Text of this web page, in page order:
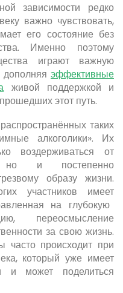
зависимости редко
важно чувствовать,
его состояние без
Именно поэтому
играют важную
дополняя эффективные
живой поддержкой и
этот путь.
таких
алкоголики». Их
воздерживаться от
но и постепенно
образу жизни.
участников имеет
на глубокую
переосмысление
за свою жизнь.
часто происходит при
который уже имеет
и может поделиться